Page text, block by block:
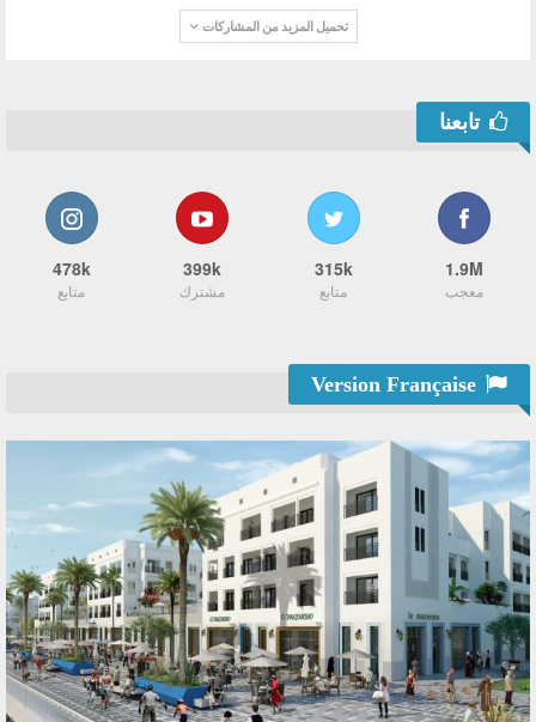
تحميل المزيد من المشاركات
تابعنا
1.9M
معجب
315k
متابع
399k
مشترك
478k
متابع